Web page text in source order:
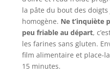
la pâte du bout des
homogène. Ne t’inquiète
peu friable au départ,
les farines sans gluten.
film alimentaire et place-
15 minutes.